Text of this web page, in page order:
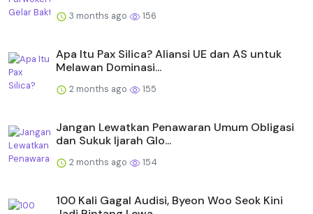
3 months ago 156
Apa Itu Pax Silica? Aliansi UE dan AS untuk
Melawan Dominasi...
2 months ago 155
Jangan Lewatkan Penawaran Umum Obligasi
dan Sukuk Ijarah Glo...
2 months ago 154
100 Kali Gagal Audisi, Byeon Woo Seok Kini